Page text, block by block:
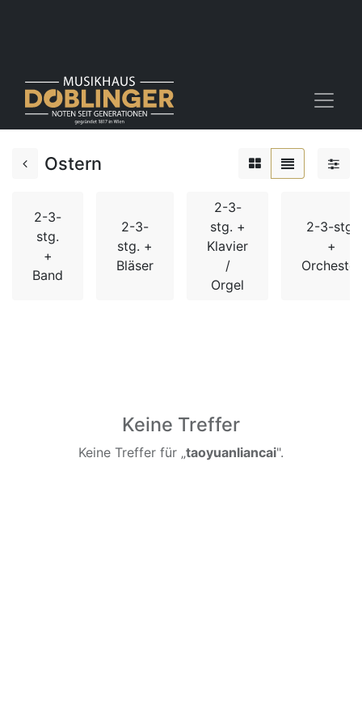
Ostern
2-3-
stg.
+
Band
2-3-
stg. +
Bläser
2-3-
stg. +
Klavier
/
Orgel
2-3-stg.
+
Orchester
Keine Treffer
Keine Treffer für „taoyuanliancai".